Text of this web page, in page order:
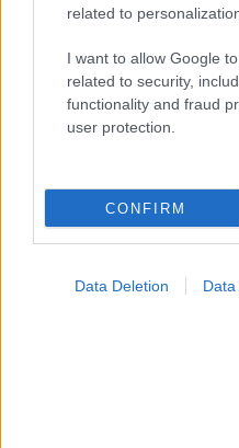
related to
I want to allow Google
related to security,
functionality and fraud
user protection.
CONFIRM
Data Deletion Data